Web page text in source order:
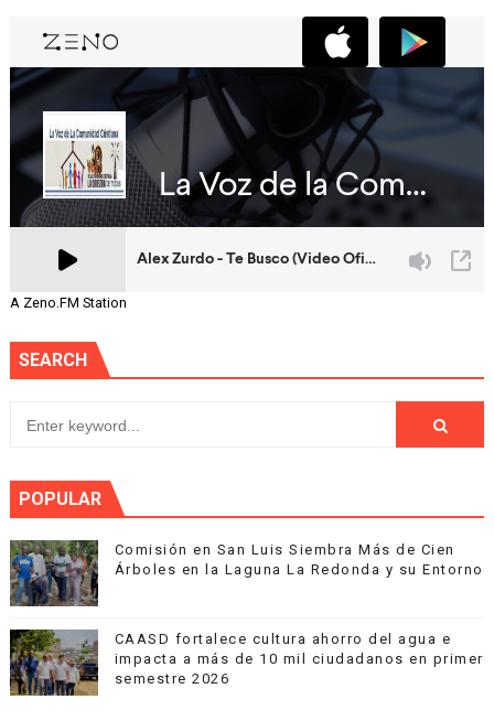
A Zeno.FM Station
SEARCH
POPULAR
Comisión en San Luis Siembra Más de Cien
Árboles en la Laguna La Redonda y su Entorno
CAASD fortalece cultura ahorro del agua e
impacta a más de 10 mil ciudadanos en primer
semestre 2026